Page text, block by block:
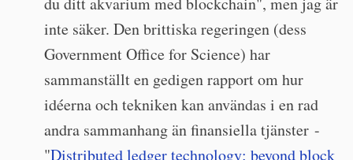
inte säker. Den brittiska regeringen (dess
Government Office for Science) har
sammanställt en gedigen rapport om hur
idéerna och tekniken kan användas i en rad
andra sammanhang än finansiella tjänster -
"Distributed ledger technology: beyond block